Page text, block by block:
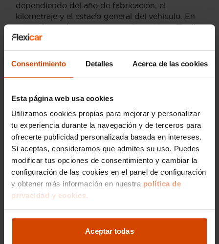
Consentimiento Detalles Acerca de las cookies
Esta página web usa cookies
Utilizamos cookies propias para mejorar y personalizar
tu experiencia durante la navegación y de terceros para
ofrecerte publicidad personalizada basada en intereses.
Si aceptas, consideramos que admites su uso. Puedes
modificar tus opciones de consentimiento y cambiar la
configuración de las cookies en el panel de configuración
y obtener más información en nuestra política de
privacidad y cookies.
Aceptar todas
dependiendo del año de fabricación, el
kilometraje y el estado general del vehículo. En
general, puedes encontrar un SsangYong Tivoli
Limited de segunda mano en Segovia con
precios que oscilan entre los 12,000 y los 18,000
euros. Estas cifras son orientativas y pueden
especificaciones del coche.
El SsangYong Tivoli Limited es conocido por su
diseño moderno y elegante, combinado con
características de confort y tecnología avanzada,
lo que lo convierte en una opción atractiva para
quienes buscan un SUV versátil y fiable. Al
buscar opciones de segunda mano en Segovia,
es recomendable verificar el historial de
mantenimiento y las condiciones del coche para
asegurar una buena inversión.
¿Se puede financiar un
SsangYong Tivoli Limited en